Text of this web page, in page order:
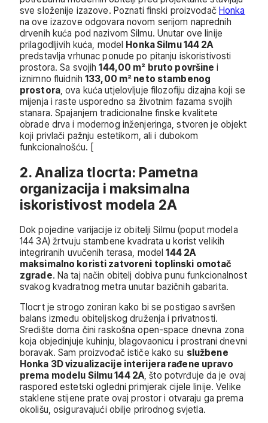
sve složenije izazove. Poznati finski proizvođač Honka
na ove izazove odgovara novom serijom naprednih
drvenih kuća pod nazivom Silmu. Unutar ove linije
prilagodljivih kuća, model Honka Silmu 144 2A
predstavlja vrhunac ponude po pitanju iskoristivosti
prostora. Sa svojih144,00 m² bruto površine i
iznimno fluidnih133,00 m² neto stambenog
prostora, ova kuća utjelovljuje filozofiju dizajna koji se
mijenja i raste usporedno sa životnim fazama svojih
stanara. Spajanjem tradicionalne finske kvalitete
obrade drva i modernog inženjeringa, stvoren je objekt
koji privlači pažnju estetikom, ali i dubokom
funkcionalnošću. [
2. Analiza tlocrta: Pametna
organizacija i maksimalna
iskoristivost modela 2A
Dok pojedine varijacije iz obitelji Silmu (poput modela
144 3A) žrtvuju stambene kvadrata u korist velikih
integriranih uvučenih terasa, model144 2A
maksimalno koristi zatvoreni toplinski omotač
zgrade. Na taj način obitelj dobiva punu funkcionalnost
svakog kvadratnog metra unutar bazičnih gabarita.
Tlocrt je strogo zoniran kako bi se postigao savršen
balans između obiteljskog druženja i privatnosti.
Središte doma čini raskošna open-space dnevna zona
koja objedinjuje kuhinju, blagovaonicu i prostrani dnevni
boravak. Sam proizvođač ističe kako su službene
Honka 3D vizualizacije interijera rađene upravo
prema modelu Silmu 144 2A , što potvrđuje da je ovaj
raspored estetski ogledni primjerak cijele linije. Velike
staklene stijene prate ovaj prostor i otvaraju ga prema
okolišu, osiguravajući obilje prirodnog svjetla.